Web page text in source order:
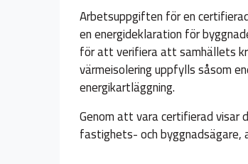
Arbetsuppgiften för en
en energideklaration för
för att verifiera att samhällets
värmeisolering uppfylls såsom
energikartläggning.
Genom att vara certifierad visar
fastighets- och byggnadsägare,